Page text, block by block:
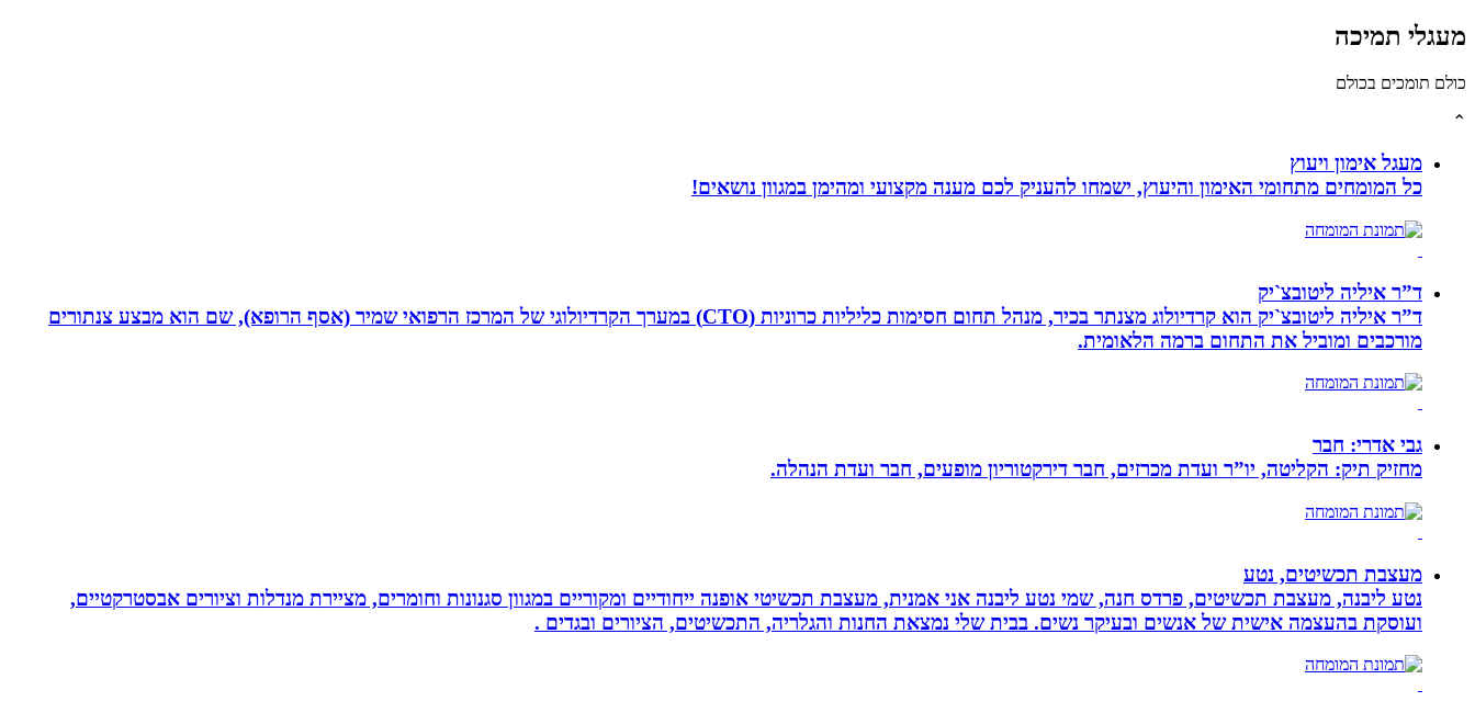
מעגלי תמיכה
כולם תומכים בכולם
⌃
מעגל אימון ויעוץ
כל המומחים מתחומי האימון והיעוץ, ישמחו להעניק לכם מענה מקצועי ומהימן במגוון נושאים!
ד”ר איליה ליטובצ`יק
ד”ר איליה ליטובצ`יק הוא קרדיולוג מצנתר בכיר, מנהל תחום חסימות כליליות כרוניות (CTO) במערך הקרדיולוגי של המרכז הרפואי שמיר (אסף הרופא), שם הוא מבצע צנתורים
מורכבים ומוביל את התחום ברמה הלאומית.
גבי אדרי: חבר
מחזיק תיק: הקליטה, יו”ר ועדת מכרזים, חבר דירקטוריון מופעים, חבר ועדת הנהלה.
מעצבת תכשיטים, נטע
נטע ליבנה, מעצבת תכשיטים, פרדס חנה, שמי נטע ליבנה אני אמנית, מעצבת תכשיטי אופנה ייחודיים ומקוריים במגוון סגנונות וחומרים, מציירת מנדלות וציורים אבסטרקטיים,
ועוסקת בהעצמה אישית של אנשים ובעיקר נשים. בבית שלי נמצאת החנות והגלריה, התכשיטים, הציורים ובגדים .